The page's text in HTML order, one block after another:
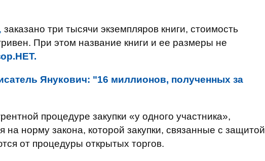
заказано три тысячи экземпляров книги, стоимость
При этом название книги и ее размеры не
Янукович: "16 миллионов, полученных за
процедуре закупки «у одного участника»,
на норму закона, которой закупки, связанные с защитой
от процедуры открытых торгов.